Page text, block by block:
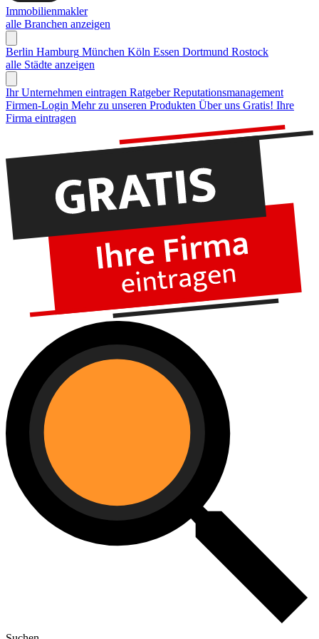
Immobilienmakler
alle Branchen anzeigen
Berlin Hamburg München Köln Essen Dortmund Rostock
alle Städte anzeigen
Ihr Unternehmen eintragen Ratgeber Reputationsmanagement
Firmen-Login Mehr zu unseren Produkten Über uns Gratis! Ihre
Firma eintragen